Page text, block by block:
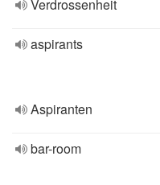
Verdrossenheit
aspirants
Aspiranten
bar-room